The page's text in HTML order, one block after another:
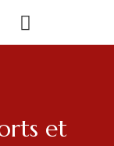
et